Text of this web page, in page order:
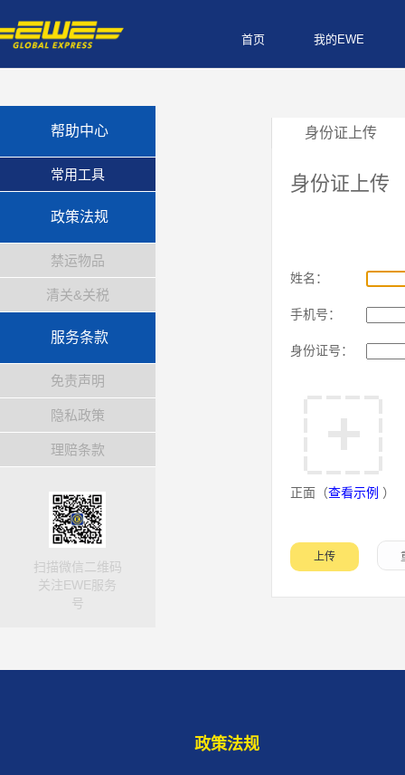
首页 我的EWE
帮助中心
常用工具
政策法规
禁运物品
清关&关税
服务条款
免责声明
隐私政策
理赔条款
扫描微信二维码
关注EWE服务
号
身份证上传
身份证上传
姓名：
手机号：
身份证号：
正面（查看示例 ）
政策法规